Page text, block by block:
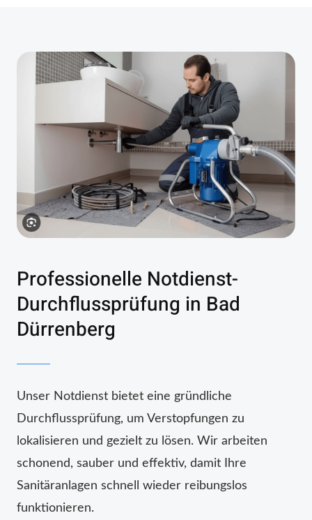
Professionelle Notdienst-
Durchflussprüfung in Bad
Dürrenberg
Unser Notdienst bietet eine gründliche
Durchflussprüfung, um Verstopfungen zu
lokalisieren und gezielt zu lösen. Wir arbeiten
schonend, sauber und effektiv, damit Ihre
Sanitäranlagen schnell wieder reibungslos
funktionieren.